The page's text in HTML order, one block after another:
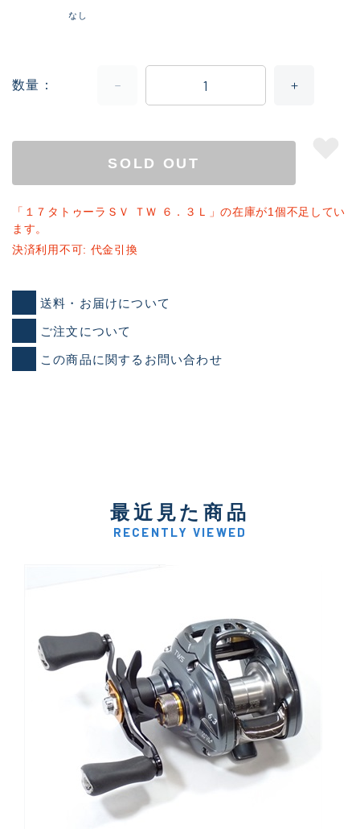
なし
数量
SOLD OUT
「１７タトゥーラＳＶ ＴＷ ６．３Ｌ」の在庫が1個不足してい
ます。
決済利用不可: 代金引換
送料・お届けについて
ご注文について
この商品に関するお問い合わせ
最近見た商品
RECENTLY VIEWED